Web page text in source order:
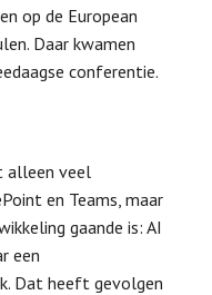
op de European
Daar kwamen
conferentie.
alleen veel
en Teams, maar
gaande is: AI
een
Dat heeft gevolgen